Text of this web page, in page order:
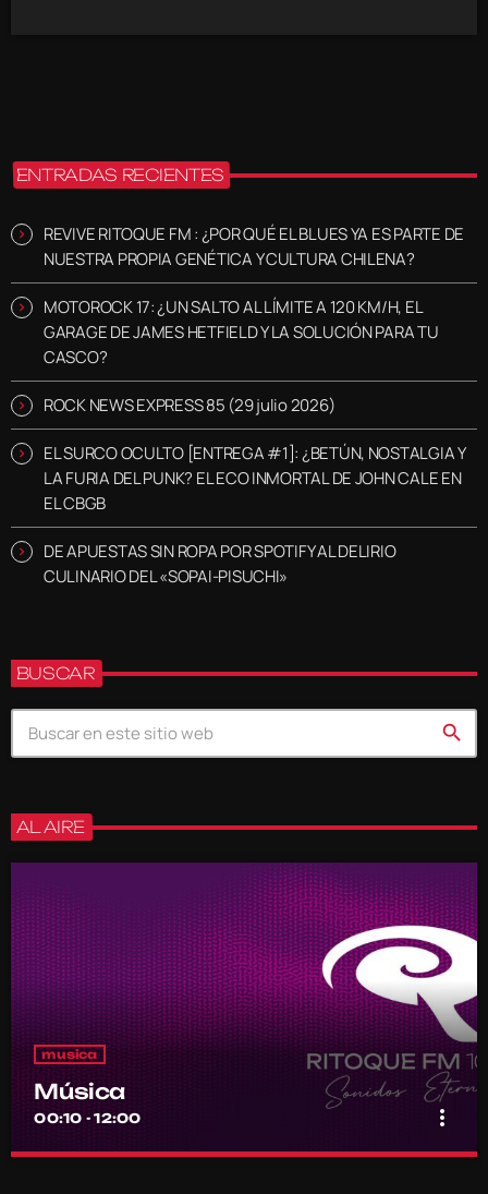
ENTRADAS RECIENTES
REVIVE RITOQUE FM : ¿POR QUÉ EL BLUES YA ES PARTE DE
NUESTRA PROPIA GENÉTICA Y CULTURA CHILENA?
MOTOROCK 17: ¿UN SALTO AL LÍMITE A 120 KM/H, EL
GARAGE DE JAMES HETFIELD Y LA SOLUCIÓN PARA TU
CASCO?
ROCK NEWS EXPRESS 85 (29 julio 2026)
EL SURCO OCULTO [ENTREGA #1]: ¿BETÚN, NOSTALGIA Y
LA FURIA DEL PUNK? EL ECO INMORTAL DE JOHN CALE EN
EL CBGB
DE APUESTAS SIN ROPA POR SPOTIFY AL DELIRIO
CULINARIO DEL «SOPAI-PISUCHI»
BUSCAR
search
AL AIRE
musica
Música
00:10 - 12:00 more_vert